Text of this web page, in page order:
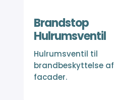
Brandstop
Hulrumsventil
Hulrumsventil til
brandbeskyttelse
facader.